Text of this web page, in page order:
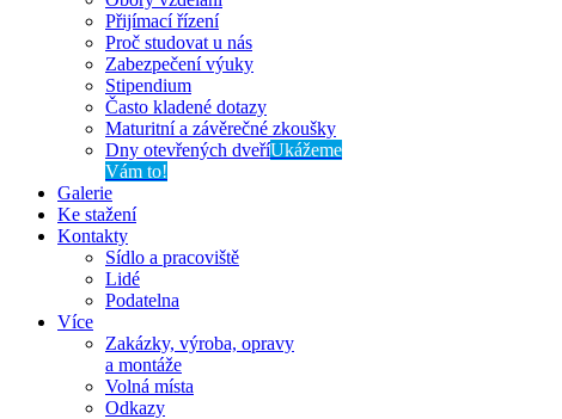
Přijímací řízení
Proč studovat u nás
Zabezpečení výuky
Stipendium
Často kladené dotazy
Maturitní a závěrečné zkoušky
Dny otevřených dveříUkážeme
Vám to!
Galerie
Ke stažení
Kontakty
Sídlo a pracoviště
Lidé
Podatelna
Více
Zakázky, výroba, opravy
a montáže
Volná místa
Odkazy